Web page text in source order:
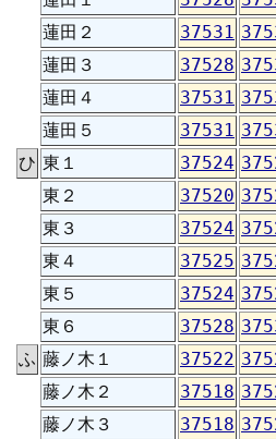
蓮田２
37531
蓮田３
37528
蓮田４
37531
蓮田５
37531
ひ 東１ 37524
東２
37520
東３
37524
東４
37525
東５
37524
東６
37528
ふ 藤ノ木１ 37522
藤ノ木２
37518
藤ノ木３
37518